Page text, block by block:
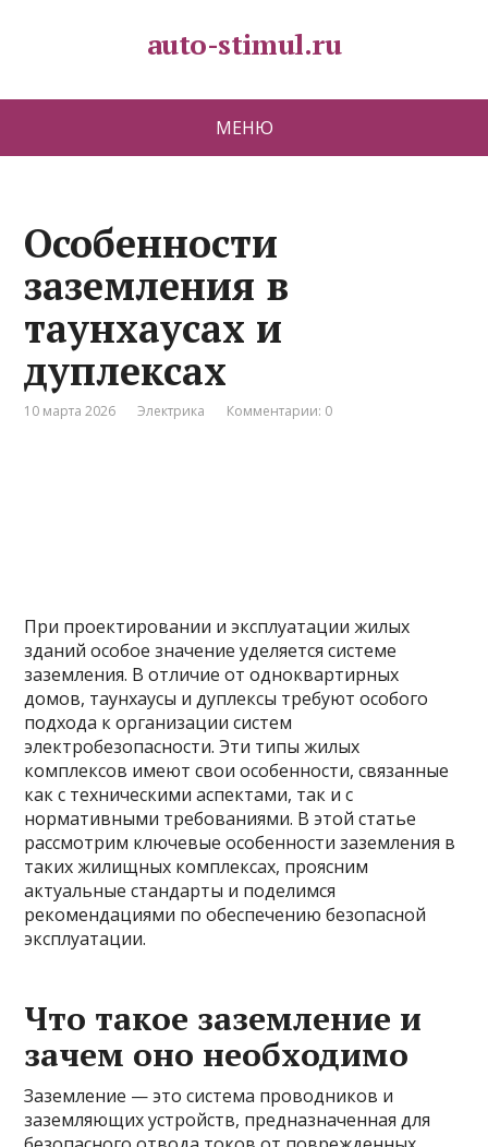
auto-stimul.ru
МЕНЮ
Особенности
заземления в
таунхаусах и
дуплексах
10 марта 2026 Электрика Комментарии: 0
При проектировании и эксплуатации жилых
зданий особое значение уделяется системе
заземления. В отличие от одноквартирных
домов, таунхаусы и дуплексы требуют особого
подхода к организации систем
электробезопасности. Эти типы жилых
комплексов имеют свои особенности, связанные
как с техническими аспектами, так и с
нормативными требованиями. В этой статье
рассмотрим ключевые особенности заземления в
таких жилищных комплексах, проясним
актуальные стандарты и поделимся
рекомендациями по обеспечению безопасной
эксплуатации.
Что такое заземление и
зачем оно необходимо
Заземление — это система проводников и
заземляющих устройств, предназначенная для